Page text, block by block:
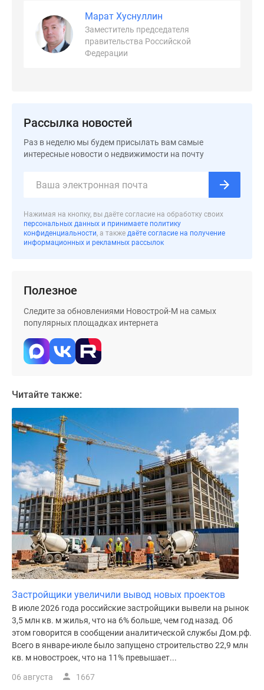
Новостройки
премиум-
Новостройки
класса
Рассрочка
Траншевая
Коттеджные
поселки
Новой
коттеджные
Строящиеся
поселки
Коттеджные
поселки
лесу
Коттеджные
поселки
водоема
поселки
ипотеку
Бизнес-
центры
Скидки
Марат Хуснуллин
Заместитель председателя
правительства Российской
Федерации
Рассылка новостей
Раз в неделю мы будем присылать вам самые
интересные новости о недвижимости на почту
Нажимая на кнопку, вы даёте согласие на обработку своих
персональных данных и принимаете политику
конфиденциальности, а также даёте согласие на получение
информационных и рекламных рассылок
Полезное
Следите за обновлениями Новострой-М на самых
популярных площадках интернета
Читайте также:
Застройщики увеличили вывод новых проектов
В июле 2026 года российские застройщики вывели на рынок
3,5 млн кв. м жилья, что на 6% больше, чем год назад. Об
этом говорится в сообщении аналитической службы Дом.рф.
Всего в январе-июле было запущено строительство 22,9 млн
кв. м новостроек, что на 11% превышает...
06 августа 1667